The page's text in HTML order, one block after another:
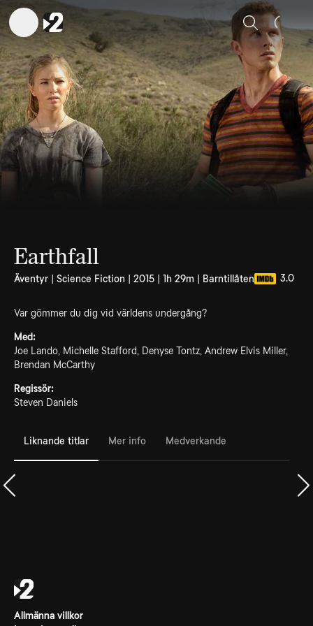
Sök
Earthfall
Äventyr | Science Fiction | 2015 | 1h 29m | Barntillåten 3.0
Var gömmer du dig vid världens undergång?
Med:
Joe Lando, Michelle Stafford, Denyse Tontz, Andrew Elvis Miller,
Brendan McCarthy
Regissör:
Steven Daniels
Liknande titlar Mer info Medverkande
Allmänna villkor